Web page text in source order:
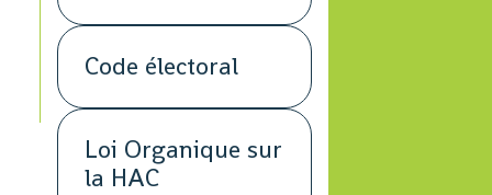
Code électoral
Loi Organique sur
la HAC